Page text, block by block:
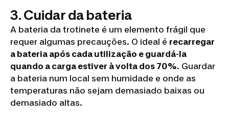
3. Cuidar da bateria
A bateria da trotinete é um elemento frágil que
requer algumas precauções. O ideal é recarregar
a bateria após cada utilização e guardá-la
quando a carga estiver à volta dos 70%. Guardar
a bateria num local sem humidade e onde as
temperaturas não sejam demasiado baixas ou
demasiado altas.